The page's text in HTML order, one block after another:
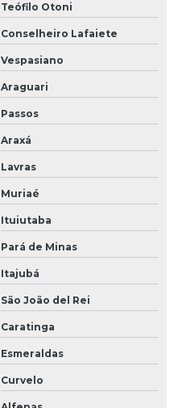
Teófilo Otoni
Conselheiro Lafaiete
Vespasiano
Araguari
Passos
Araxá
Lavras
Muriaé
Ituiutaba
Pará de Minas
Itajubá
São João del Rei
Caratinga
Esmeraldas
Curvelo